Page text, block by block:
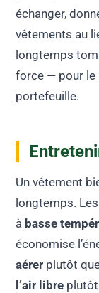
échanger,
vêtements au
longtemps
force — pour le
portefeuille.
Un vêtement
longtemps.
à basse
économise
aérer plutôt
l’air libre plutôt